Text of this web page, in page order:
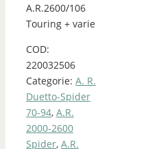
A.R.2600/106
Touring + varie
COD:
220032506
Categorie: A. R.
Duetto-Spider
70-94, A.R.
2000-2600
Spider, A.R.